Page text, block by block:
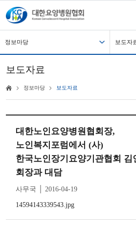
정보마당 보도자
보도자료
정보마당 보도자료
대한노인요양병원협회장,
노인복지포럼에서 (사)
한국노인장기요양기관협회 김
회장과 대담
사무국 │ 2016-04-19
14594143339543.jpg